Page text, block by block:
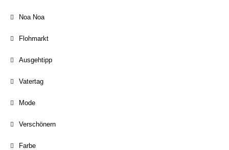
Noa Noa
Flohmarkt
Ausgehtipp
Vatertag
Mode
Verschönern
Farbe